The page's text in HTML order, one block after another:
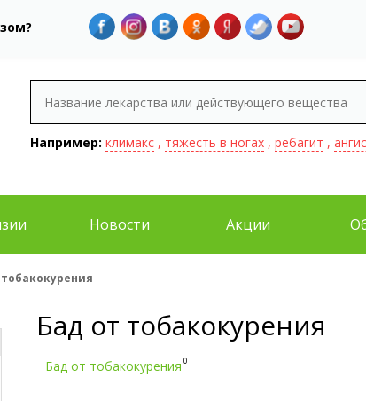
Например: климакс, тяжесть в ногах, ребагит ,
Новости Акции
Бад от тобакокурения
Бад от тобакокурения 0